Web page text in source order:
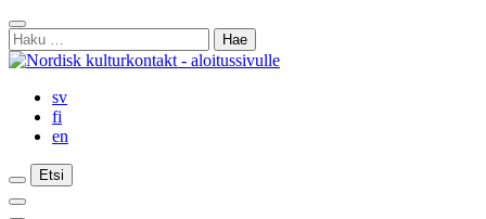
Siirry
sisältöön
Sulje
haku
Haku:
sv
fi
en
Etsi
Etsi
Etsi
Päävalikko